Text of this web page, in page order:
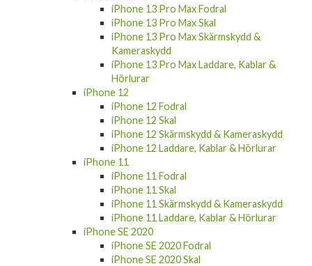
iPhone 13 Pro Max Fodral
iPhone 13 Pro Max Skal
iPhone 13 Pro Max Skärmskydd &
Kameraskydd
iPhone 13 Pro Max Laddare, Kablar &
Hörlurar
iPhone 12
iPhone 12 Fodral
iPhone 12 Skal
iPhone 12 Skärmskydd & Kameraskydd
iPhone 12 Laddare, Kablar & Hörlurar
iPhone 11
iPhone 11 Fodral
iPhone 11 Skal
iPhone 11 Skärmskydd & Kameraskydd
iPhone 11 Laddare, Kablar & Hörlurar
iPhone SE 2020
iPhone SE 2020 Fodral
iPhone SE 2020 Skal